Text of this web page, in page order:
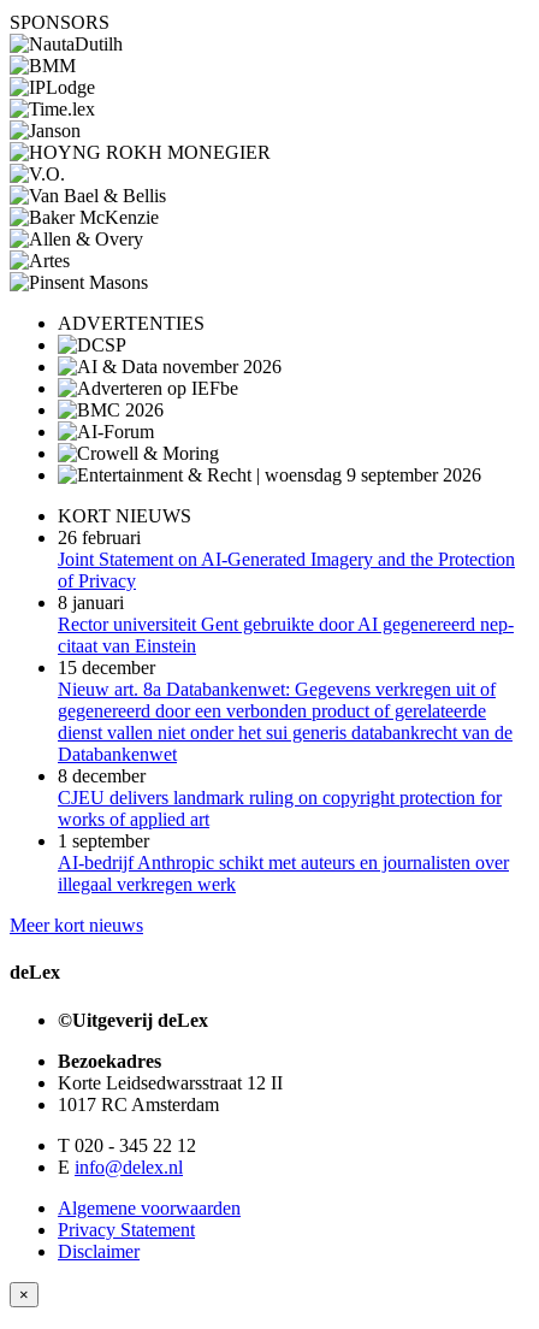
SPONSORS
ADVERTENTIES
KORT NIEUWS
26 februari
Joint Statement on AI-Generated Imagery and the Protection
of Privacy
8 januari
Rector universiteit Gent gebruikte door AI gegenereerd nep-
citaat van Einstein
15 december
Nieuw art. 8a Databankenwet: Gegevens verkregen uit of
gegenereerd door een verbonden product of gerelateerde
dienst vallen niet onder het sui generis databankrecht van de
Databankenwet
8 december
CJEU delivers landmark ruling on copyright protection for
works of applied art
1 september
AI-bedrijf Anthropic schikt met auteurs en journalisten over
illegaal verkregen werk
Meer kort nieuws
deLex
©Uitgeverij deLex
Bezoekadres
Korte Leidsedwarsstraat 12 II
1017 RC Amsterdam
T 020 - 345 22 12
E info@delex.nl
Algemene voorwaarden
Privacy Statement
Disclaimer
×